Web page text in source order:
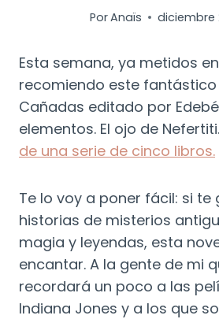
PorAnaïs diciembre
Esta semana, ya metidos
recomiendo este fantástico
Cañadas editado por
elementos. El ojo de Nefertiti.
de una serie de cinco libros.
Te lo voy a poner fácil: si te
historias de misterios
magia y leyendas, esta
encantar. A la gente de mi
recordará un poco a las
Indiana Jones y a los que